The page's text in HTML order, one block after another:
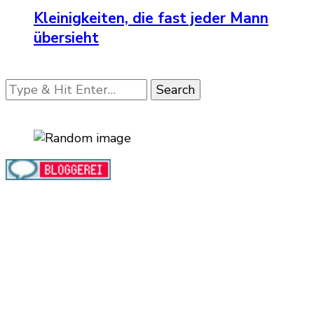
Kleinigkeiten, die fast jeder Mann
übersieht
Looking
for